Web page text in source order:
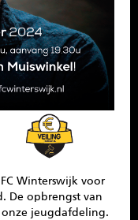
Winterswijk voor
De opbrengst van
jeugdafdeling.